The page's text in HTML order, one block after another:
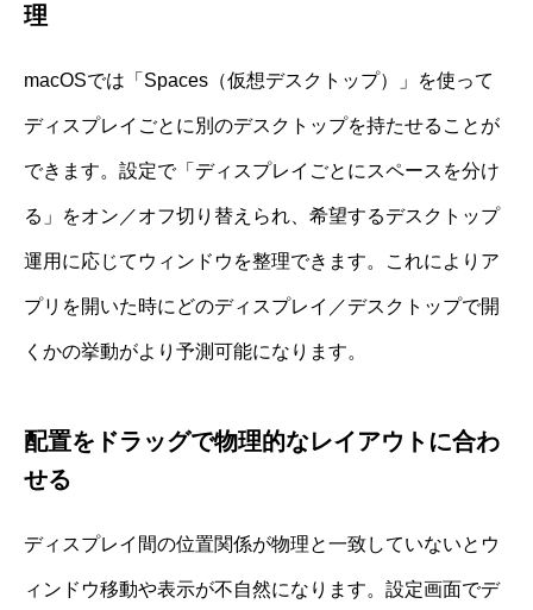
理
macOSでは「Spaces（仮想デスクトップ）」を使って
ディスプレイごとに別のデスクトップを持たせることが
できます。設定で「ディスプレイごとにスペースを分け
る」をオン／オフ切り替えられ、希望するデスクトップ
運用に応じてウィンドウを整理できます。これによりア
プリを開いた時にどのディスプレイ／デスクトップで開
くかの挙動がより予測可能になります。
配置をドラッグで物理的なレイアウトに合わ
せる
ディスプレイ間の位置関係が物理と一致していないとウ
ィンドウ移動や表示が不自然になります。設定画面でデ